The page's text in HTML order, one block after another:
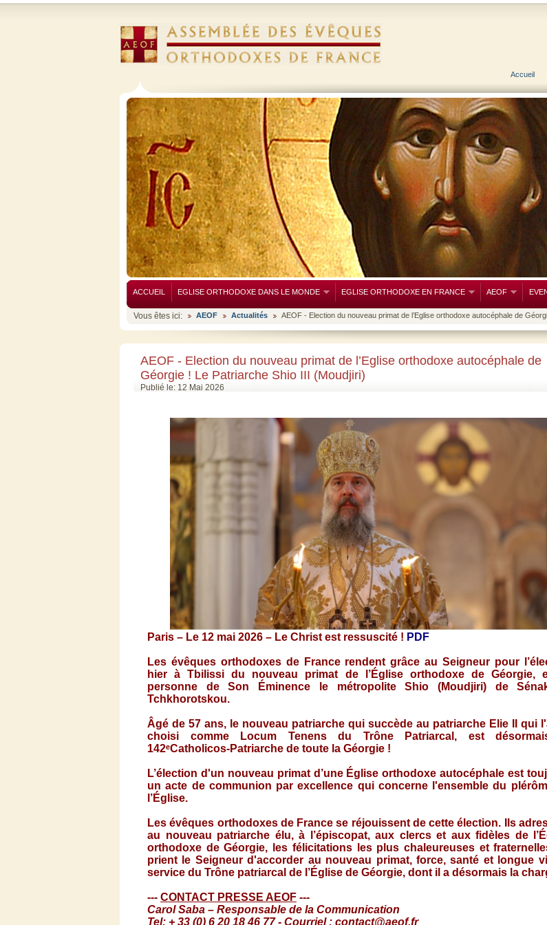
Accueil
ACCUEIL EGLISE ORTHODOXE DANS LE MONDE EGLISE ORTHODOXE EN FRANCE AEOF
Vous êtes ici: AEOF Actualités AEOF - Election du nouveau primat de l’Eglise orthodoxe autocéphale de
AEOF - Election du nouveau primat de l’Eglise orthodoxe autocéphale de
Géorgie ! Le Patriarche Shio III (Moudjiri)
Publié le: 12 Mai 2026
Paris – Le 12 mai 2026 – Le Christ est ressuscité ! PDF
Les évêques orthodoxes de France rendent grâce au Seigneur pour
hier à Tbilissi du nouveau primat de l’Église orthodoxe de Géorgie,
personne de Son Éminence le métropolite Shio (Moudjiri) de
Tchkhorotskou.
Âgé de 57 ans, le nouveau patriarche qui succède au patriarche Elie II qui
choisi comme Locum Tenens du Trône Patriarcal, est
142ᵉCatholicos-Patriarche de toute la Géorgie !
L’élection d'un nouveau primat d’une Église orthodoxe autocéphale est
un acte de communion par excellence qui concerne l'ensemble du
l’Église.
Les évêques orthodoxes de France se réjouissent de cette élection. Ils
au nouveau patriarche élu, à l’épiscopat, aux clercs et aux fidèles de
orthodoxe de Géorgie, les félicitations les plus chaleureuses et
prient le Seigneur d'accorder au nouveau primat, force, santé et longue
service du Trône patriarcal de l’Église de Géorgie, dont il a désormais la
--- CONTACT PRESSE AEOF ---
Carol Saba – Responsable de la Communication
Tel: + 33 (0) 6 20 18 46 77 - Courriel: contact@aeof.fr